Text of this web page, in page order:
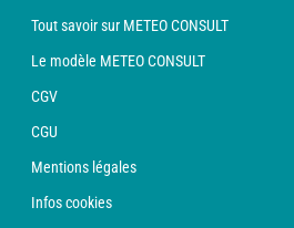
Tout savoir sur METEO CONSULT
Le modèle METEO CONSULT
CGV
CGU
Mentions légales
Infos cookies